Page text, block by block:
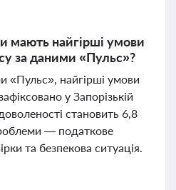
мають найгірші умови
за даними «Пульс»?
«Пульс», найгірші умови
у Запорізькій
становить 6,8
— податкове
та безпекова ситуація.